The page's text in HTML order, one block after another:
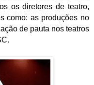
os diretores de teatro,
como: as produções no
de pauta nos teatros